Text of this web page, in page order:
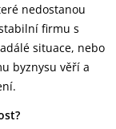
nedostanou
firmu s
situace, nebo
byznysu věří a